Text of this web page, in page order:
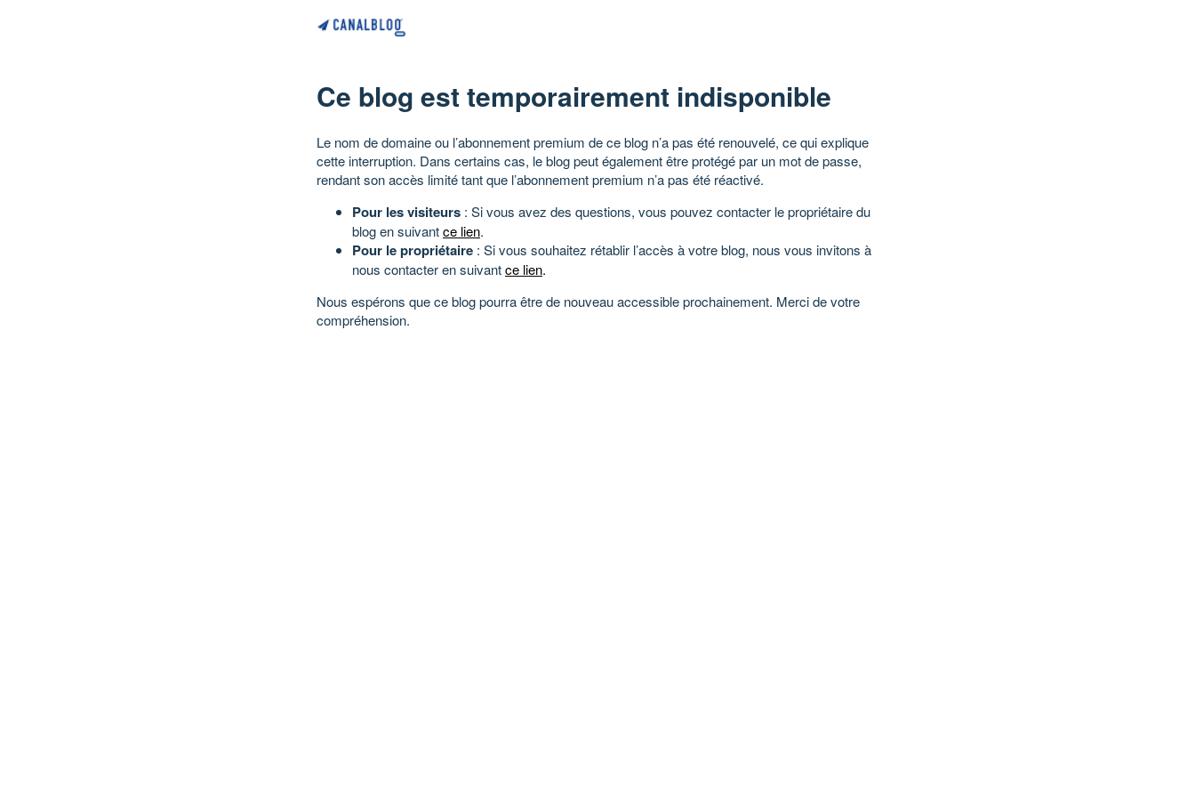
Ce blog est temporairement indisponible
Le nom de domaine ou l’abonnement premium de ce blog n’a pas été renouvelé, ce qui explique
cette interruption. Dans certains cas, le blog peut également être protégé par un mot de passe,
rendant son accès limité tant que l’abonnement premium n’a pas été réactivé.
Pour les visiteurs : Si vous avez des questions, vous pouvez contacter le propriétaire du
blog en suivantce lien.
Pour le propriétaire : Si vous souhaitez rétablir l’accès à votre blog, nous vous invitons à
nous contacter en suivantce lien.
Nous espérons que ce blog pourra être de nouveau accessible prochainement. Merci de votre
compréhension.